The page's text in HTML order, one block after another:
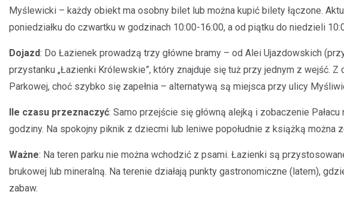
Myślewicki – każdy obiekt ma osobny bilet lub można kupić bilety łączone.
poniedziałku do czwartku w godzinach 10:00-16:00, a od piątku do niedzieli
Dojazd: Do Łazienek prowadzą trzy główne bramy – od Alei Ujazdowskich
przystanku „Łazienki Królewskie”, który znajduje się tuż przy jednym z wejść.
Parkowej, choć szybko się zapełnia – alternatywą są miejsca przy ulicy
Ile czasu przeznaczyć: Samo przejście się główną alejką i zobaczenie
godziny. Na spokojny piknik z dziecmi lub leniwe popołudnie z książką można
Ważne: Na teren parku nie można wchodzić z psami. Łazienki są
brukowej lub mineralną. Na terenie działają punkty gastronomiczne (latem),
zabaw.